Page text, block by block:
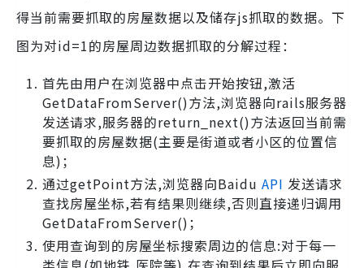
得当前需要抓取的房屋数据以及储存js抓取的数据。下
图为对id=1的房屋周边数据抓取的分解过程：
首先由用户在浏览器中点击开始按钮,激活
GetDataFromServer()方法,浏览器向rails服务器
发送请求,服务器的return_next()方法返回当前需
要抓取的房屋数据(主要是街道或者小区的位置信
息)；
通过getPoint方法,浏览器向Baidu API 发送请求
查找房屋坐标,若有结果则继续,否则直接递归调用
GetDataFromServer()；
使用查询到的房屋坐标搜索周边的信息:对于每一